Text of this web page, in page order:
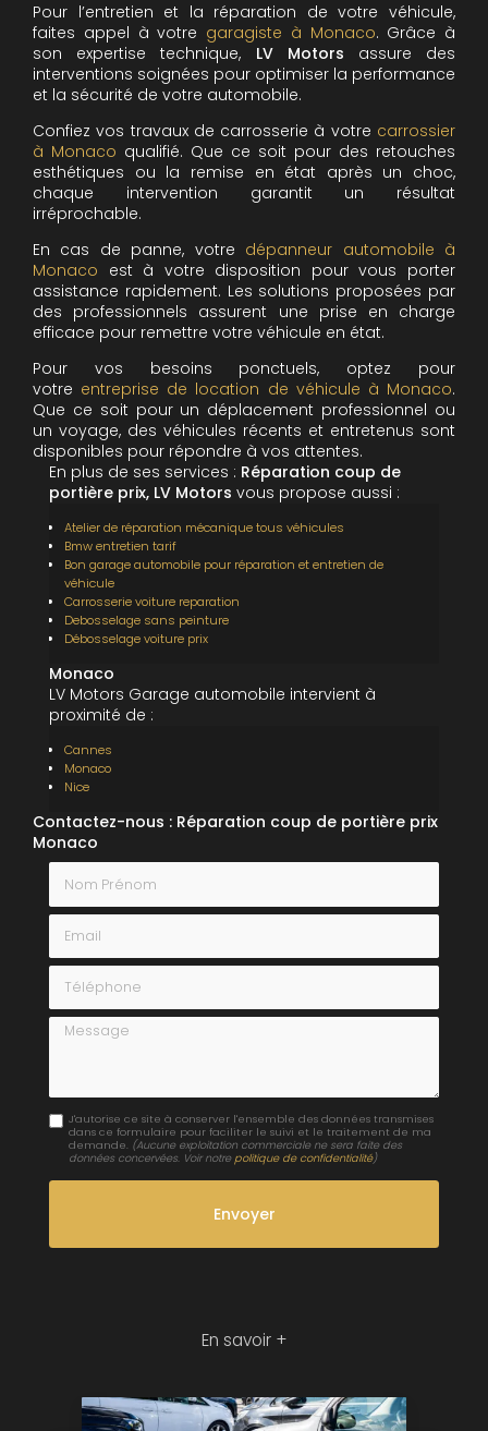
Pour l’entretien et la réparation de votre véhicule,
faites appel à votre garagiste à Monaco. Grâce à
son expertise technique, LV Motors assure des
interventions soignées pour optimiser la performance
et la sécurité de votre automobile.
Confiez vos travaux de carrosserie à votre carrossier
à Monaco qualifié. Que ce soit pour des retouches
esthétiques ou la remise en état après un choc,
chaque intervention garantit un résultat
irréprochable.
En cas de panne, votre dépanneur automobile à
Monaco est à votre disposition pour vous porter
assistance rapidement. Les solutions proposées par
des professionnels assurent une prise en charge
efficace pour remettre votre véhicule en état.
Pour vos besoins ponctuels, optez pour
votre entreprise de location de véhicule à Monaco.
Que ce soit pour un déplacement professionnel ou
un voyage, des véhicules récents et entretenus sont
disponibles pour répondre à vos attentes.
En plus de ses services : Réparation coup de
portière prix, LV Motors vous propose aussi :
Atelier de réparation mécanique tous véhicules
Bmw entretien tarif
Bon garage automobile pour réparation et entretien de
véhicule
Carrosserie voiture reparation
Debosselage sans peinture
Débosselage voiture prix
Monaco
LV Motors Garage automobile intervient à
proximité de :
Cannes
Monaco
Nice
Contactez-nous : Réparation coup de portière prix
Monaco
Nom Prénom
Email
Téléphone
Message
J'autorise ce site à conserver l'ensemble des données transmises
dans ce formulaire pour faciliter le suivi et le traitement de ma
demande. (Aucune exploitation commerciale ne sera faite des
données concervées. Voir notre politique de confidentialité)
En savoir +